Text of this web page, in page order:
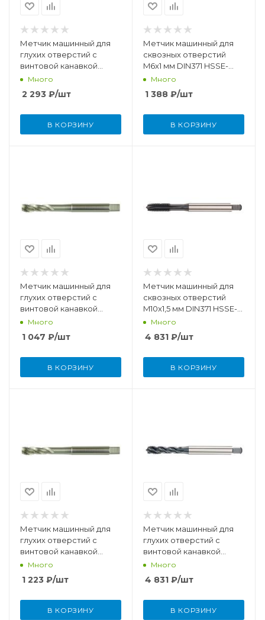
Метчик машинный для
глухих отверстий с
винтовой канавкой
M12x1,75 мм DIN376 HSSE-
Много
2 293 ₽/шт
В КОРЗИНУ
Метчик машинный для
сквозных отверстий
M6x1 мм DIN371 HSSE-
TiCNМного
1 388 ₽/шт
В КОРЗИНУ
Метчик машинный для
глухих отверстий с
винтовой канавкой
M5x0,8 мм DIN371 HSSE
Много
1 047 ₽/шт
В КОРЗИНУ
Метчик машинный для
сквозных отверстий
M10x1,5 мм DIN371 HSSE-
PM/TiCN
Много
4 831 ₽/шт
В КОРЗИНУ
Метчик машинный для
глухих отверстий с
винтовой канавкой
M8x1,25 мм DIN371 HSSE
Много
1 223 ₽/шт
В КОРЗИНУ
Метчик машинный для
глухих отверстий с
винтовой канавкой
M10x1,5 мм DIN371 HSSE-
Много
4 831 ₽/шт
В КОРЗИНУ